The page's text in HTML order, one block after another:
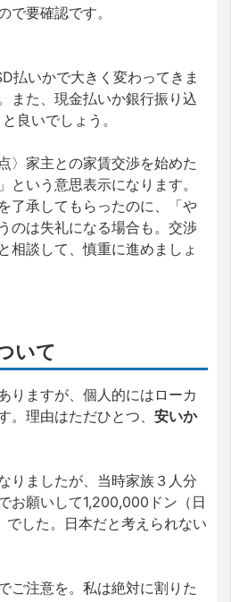
で要確認です。
払いかで大きく変わってきま
また、現金払いか銀行振り込
良いでしょう。
〉家主との家賃交渉を始めた
という意思表示になります。
了承してもらったのに、「や
のは失礼になる場合も。交渉
相談して、慎重に進めましょ
いて
りますが、個人的にはローカ
。理由はただひとつ、 安いか
りましたが、当時家族３人分
お願いして1,200,000ドン（日
した。日本だと考えられない
ご注意を。私は絶対に割りた